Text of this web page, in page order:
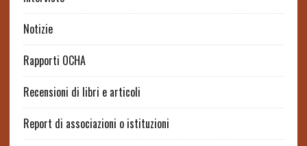
Notizie
Rapporti OCHA
Recensioni di libri e articoli
Report di associazioni o istituzioni